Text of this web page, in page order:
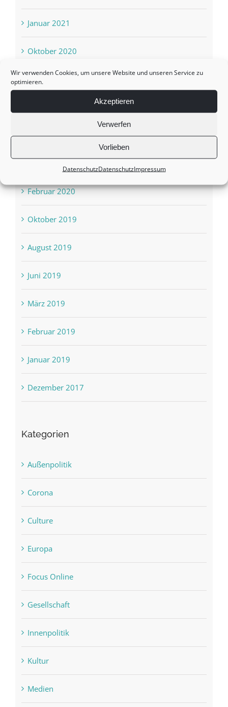
Wir verwenden Cookies, um unsere Website und unseren Service zu
optimieren.
Akzeptieren
Verwerfen
Vorlieben
DatenschutzDatenschutzImpressum
Januar 2021
Oktober 2020
August 2020
April 2020
Februar 2020
Oktober 2019
August 2019
Juni 2019
März 2019
Februar 2019
Januar 2019
Dezember 2017
Kategorien
Außenpolitik
Corona
Culture
Europa
Focus Online
Gesellschaft
Innenpolitik
Kultur
Medien